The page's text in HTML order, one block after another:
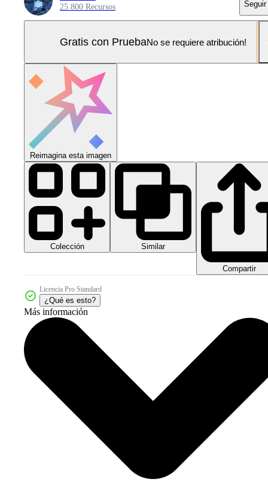
25.800 Recursos Seguir
Gratis con PruebaNo se requiere atribución!
Reimagina esta imagen
Colección Similar
Compartir
Licencia Pro Standard
¿Qué es esto?
Más información